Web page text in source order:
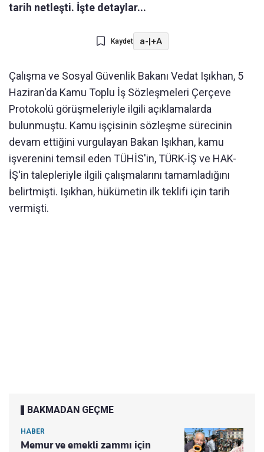
tarih netleşti. İşte detaylar...
Kaydet a-|+A
Çalışma ve Sosyal Güvenlik Bakanı Vedat Işıkhan, 5
Haziran'da Kamu Toplu İş Sözleşmeleri Çerçeve
Protokolü görüşmeleriyle ilgili açıklamalarda
bulunmuştu. Kamu işçisinin sözleşme sürecinin
devam ettiğini vurgulayan Bakan Işıkhan, kamu
işverenini temsil eden TÜHİS'in, TÜRK-İŞ ve HAK-
İŞ'in talepleriyle ilgili çalışmalarını tamamladığını
belirtmişti. Işıkhan, hükümetin ilk teklifi için tarih
vermişti.
BAKMADAN GEÇME
HABER
Memur ve emekli zammı için